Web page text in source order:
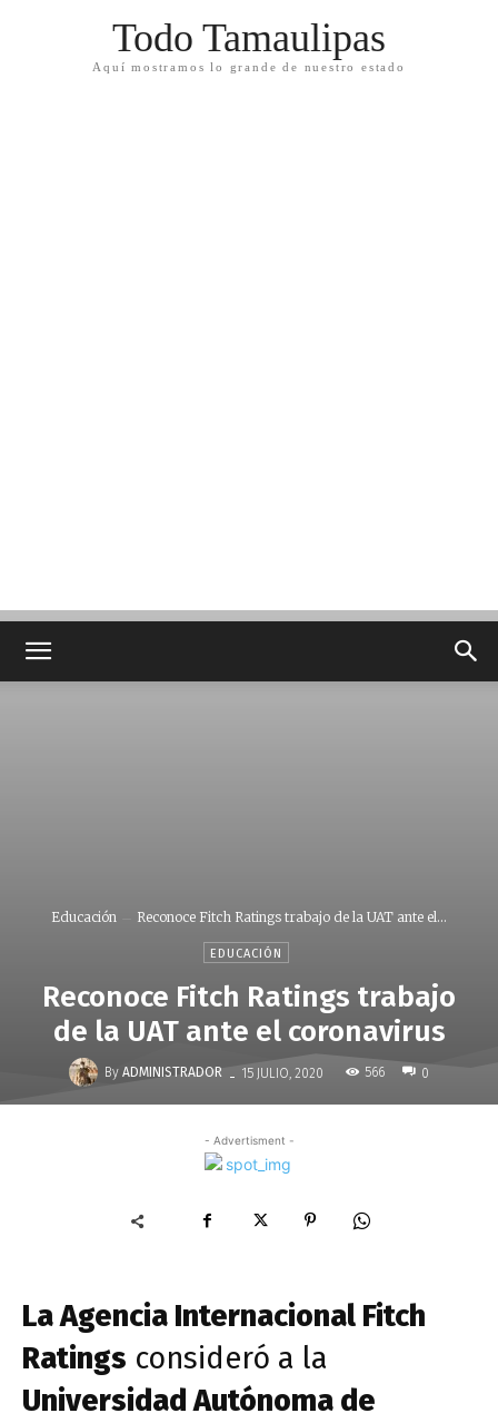
Todo Tamaulipas
Aquí mostramos lo grande de nuestro estado
Educación Reconoce Fitch Ratings trabajo de la UAT ante el...
EDUCACIÓN
Reconoce Fitch Ratings trabajo
de la UAT ante el coronavirus
By ADMINISTRADOR - 15 JULIO, 2020 566 0
- Advertisment -
La Agencia Internacional Fitch
Ratings consideró a la
Universidad Autónoma de